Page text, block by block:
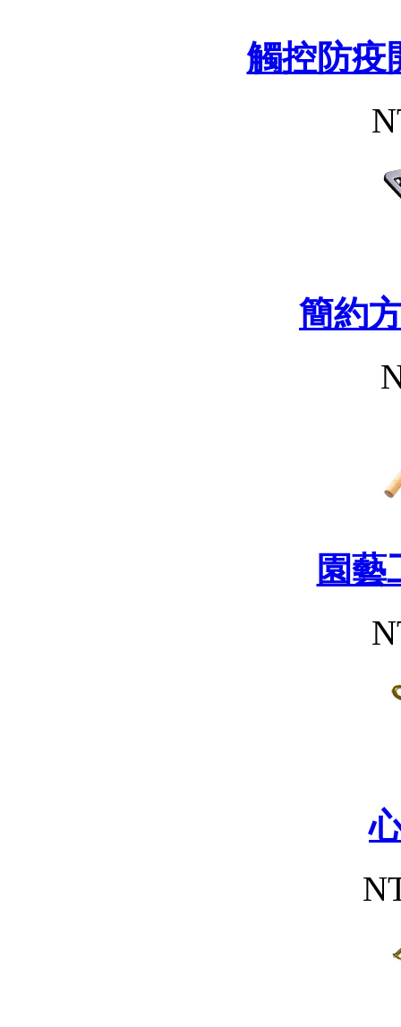
觸控防疫
簡約
園藝